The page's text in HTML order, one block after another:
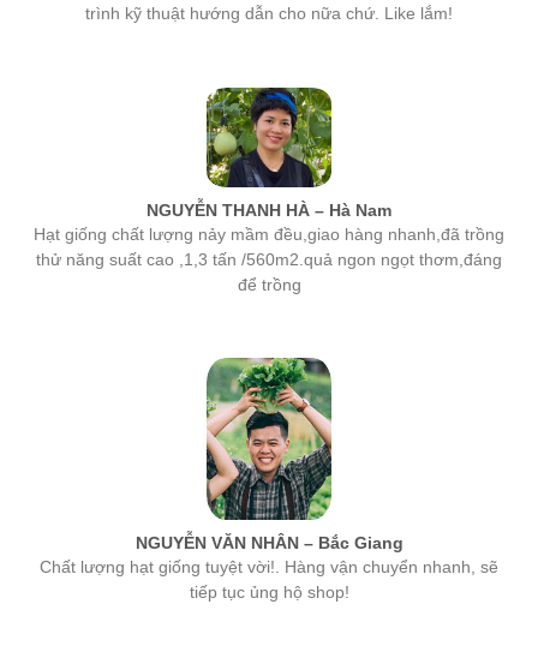
NGUYỄN THANH HÀ – Hà Nam
Hạt giống chất lượng nảy mầm đều,giao hàng nhanh,đã trồng
thử năng suất cao ,1,3 tấn /560m2.quả ngon ngọt thơm,đáng
để trồng
NGUYỄN VĂN NHÂN – Bắc Giang
Chất lượng hạt giống tuyệt vời!. Hàng vận chuyển nhanh, sẽ
tiếp tục ủng hộ shop!